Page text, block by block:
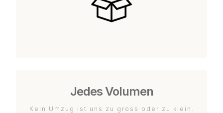
Jedes Volumen
Kein Umzug ist uns zu gross oder zu klein.